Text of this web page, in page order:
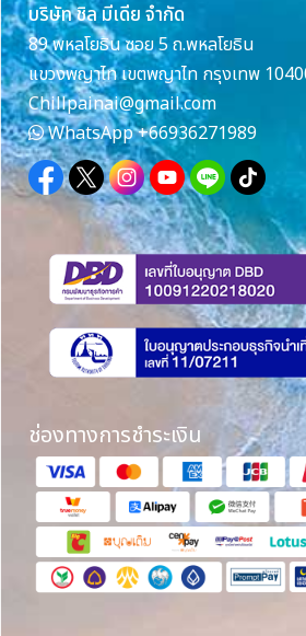
บริษัท ชิล มีเดีย จำกัด
89 พหลโยธิน ซอย 5 ถ.พหลโยธิน
แขวงพญาไท เขตพญาไท กรุงเทพ
Chillpainai@gmail.com
WhatsApp+66936271989
ช่องทางการชำระเงิน